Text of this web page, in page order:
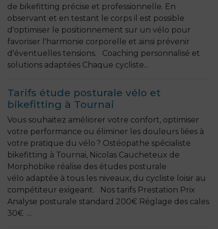
de bikefitting précise et professionnelle. En
observant et en testant le corps il est possible
d'optimiser le positionnement sur un vélo pour
favoriser l'harmonie corporelle et ainsi prévenir
d'éventuelles tensions. Coaching personnalisé et
solutions adaptées Chaque cycliste...
Tarifs étude posturale vélo et
bikefitting à Tournai
Vous souhaitez améliorer votre confort, optimiser
votre performance ou éliminer les douleurs liées à
votre pratique du vélo ? Ostéopathe spécialiste
bikefitting à Tournai, Nicolas Caucheteux de
Morphobike réalise des études posturale
vélo adaptée à tous les niveaux, du cycliste loisir au
compétiteur exigeant. Nos tarifs Prestation Prix
Analyse posturale standard 200€ Réglage des cales
30€ ...